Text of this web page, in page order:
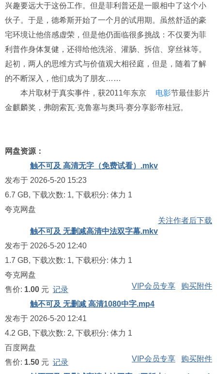
兴趣要远大于这份工作。但是菲利普还是一眼相中了这个小
伙子。于是，德希斯开始了一个月的试用期。虽然舒适的豪
宅环境让他倍感虚荣，但是他仍面临很多挑战：不仅要为菲
利普作身体复健，还得给他洗浴、灌肠、拆信、穿丝袜等。
起初，两人的思维方式与价值观大相径庭，但是，随着了解
的不断深入，他们成为了朋友……
本片取材于真实事件，获2011年东京
电影节最佳影片
金麒麟奖，弗朗索瓦·克鲁塞与奥玛·赛分享影帝桂冠。
网盘资源：
触不可及 高清无字（免费试看）.mkv
发布于 2026-5-20 15:23
6.7 GB, 下载次数: 1, 下载积分: 体力 1
夸克网盘
关注作者后下载
触不可及 无删减高清中法双字幕.mkv
发布于 2026-5-20 12:40
1.7 GB, 下载次数: 1, 下载积分: 体力 1
夸克网盘
售价: 1.00 元 记录 VIP会员专享 购买附件
触不可及 无删减 高清1080中字.mp4
发布于 2026-5-20 12:41
4.2 GB, 下载次数: 2, 下载积分: 体力 1
百度网盘
售价: 1.50 元 记录 VIP会员专享 购买附件